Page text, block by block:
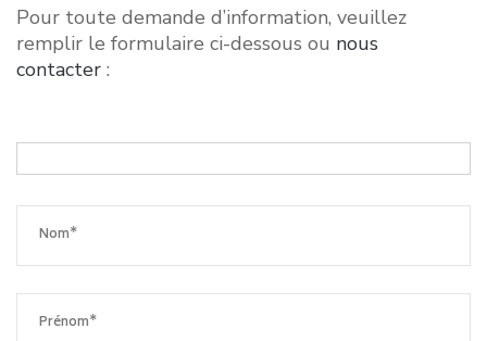
Pour toute demande d’information, veuillez
remplir le formulaire ci-dessous ou nous
contacter :